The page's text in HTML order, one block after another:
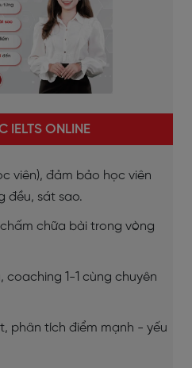
IELTS ONLINE
viên), đảm bảo học viên
đều, sát sao.
chấm chữa bài trong vòng
coaching 1-1 cùng chuyên
phân tích điểm mạnh - yếu